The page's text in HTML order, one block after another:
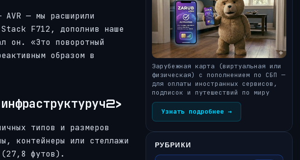
— мы расширили
F712, дополнив наше
он. «Это поворотный
образом в
типов и размеров
контейнеры или стеллажи
(27,8 футов).
Зарубежная карта (виртуальная или
физическая) с пополнением по СБП —
для оплаты иностранных сервисов,
подписок и путешествий по миру
Узнать подробнее →
РУБРИКИ